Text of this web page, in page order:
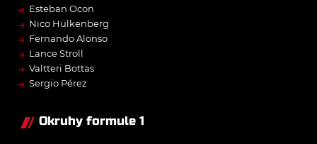
→ Esteban Ocon
→ Nico Hülkenberg
→ Fernando Alonso
→ Lance Stroll
→ Valtteri Bottas
→ Sergio Pérez
Okruhy formule 1